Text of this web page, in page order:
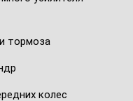
тормоза
колес